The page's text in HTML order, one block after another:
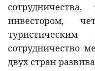
инвестором,
сотрудничество
двух стран